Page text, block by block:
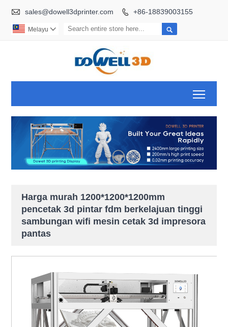
 sales@dowell3dprinter.com  +86-18839003155

Melayu 
Harga murah 1200*1200*1200mm
pencetak 3d pintar fdm berkelajuan tinggi
sambungan wifi mesin cetak 3d impresora
pantas